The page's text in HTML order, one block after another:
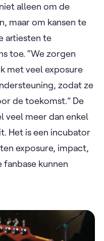
alleen om de
maar om kansen te
artiesten te
toe. “We zorgen
met veel exposure
zodat ze
de toekomst.” De
veel meer dan enkel
Het is een incubator
exposure, impact,
fanbase kunnen